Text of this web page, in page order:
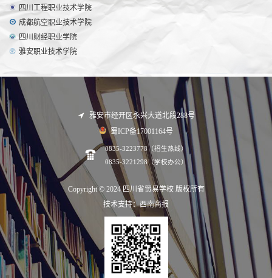
四川工程职业技术学院
成都航空职业技术学院
四川财经职业学院
雅安职业技术学院
雅安市经开区永兴大道北段288号
蜀ICP备17001164号
0835-3223778（招生热线）
0835-3221298（学校办公）
Copyright © 2024 四川省贸易学校 版权所有
技术支持：西南商报